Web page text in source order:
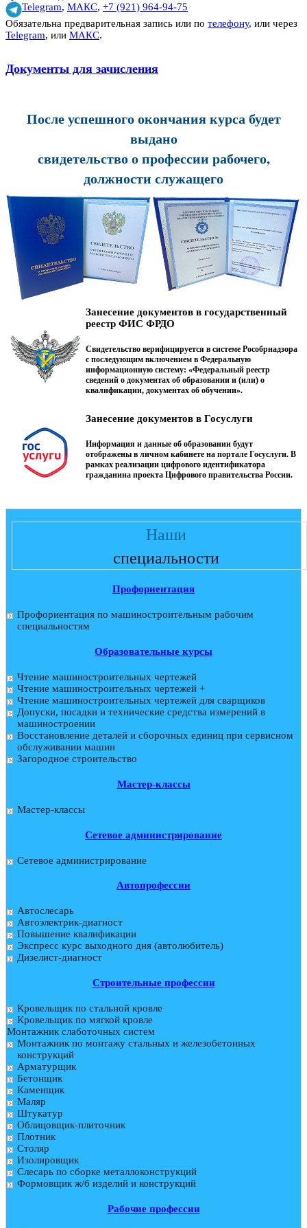
Telegram, МАКС, +7 (921) 964-94-75
Обязательна предварительная запись или по телефону, или через
Telegram, или МАКС.
Документы для зачисления
После успешного окончания курса будет
выдано
свидетельство о профессии рабочего,
должности служащего
Занесение документов в государственный
реестр ФИС ФРДО
Свидетельство верифицируется в системе Рособрнадзора
с последующим включением в Федеральную
информационную систему: «Федеральный реестр
сведений о документах об образовании и (или) о
квалификации, документах об обучении».
Занесение документов в Госуслуги
Информация и данные об образовании будут
отображены в личном кабинете на портале Госуслуги. В
рамках реализации цифрового идентификатора
гражданина проекта Цифрового правительства России.
Наши
специальности
Профориентация
Профориентация по машиностроительным рабочим
специальностям
Образовательные курсы
Чтение машиностроительных чертежей
Чтение машиностроительных чертежей +
Чтение машиностроительных чертежей для сварщиков
Допуски, посадки и технические средства измерений в
машиностроении
Восстановление деталей и сборочных единиц при сервисном
обслуживании машин
Загородное строительство
Мастер-классы
Мастер-классы
Сетевое администрирование
Сетевое администрирование
Автопрофессии
Автослесарь
Автоэлектрик-диагност
Повышение квалификации
Экспресс курс выходного дня (автолюбитель)
Дизелист-диагност
Строительные профессии
Кровельщик по стальной кровле
Кровельщик по мягкой кровле
Монтажник слаботочных систем
Монтажник по монтажу стальных и железобетонных
конструкций
Арматурщик
Бетонщик
Каменщик
Маляр
Штукатур
Облицовщик-плиточник
Плотник
Столяр
Изолировщик
Слесарь по сборке металлоконструкций
Формовщик ж/б изделий и конструкций
Рабочие профессии